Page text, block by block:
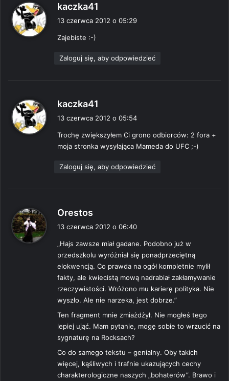
kaczka41
:
13 czerwca 2012 o 05:29
Zajebiste :-)
Zaloguj się, aby odpowiedzieć
kaczka41
z
e
13 czerwca 2012 o 05:54
Trochę zwiększyłem Ci grono odbiorców: 2 fora +
moja stronka wysyłająca Mameda do UFC ;-)
Zaloguj się, aby odpowiedzieć
Orestos
z
e
:
13 czerwca 2012 o 06:40
„Hajs zawsze miał gadane. Podobno już w
przedszkolu wyróżniał się ponadprzeciętną
elokwencją. Co prawda na ogół kompletnie mylił
fakty, ale kwiecistą mową nadrabiał zakłamywanie
rzeczywistości. Wróżono mu karierę polityka. Nie
wyszło. Ale nie narzeka, jest dobrze.”
Ten fragment mnie zmiażdżył. Nie mogłeś tego
lepiej ująć. Mam pytanie, mogę sobie to wrzucić na
sygnaturę na Rocksach?
Co do samego tekstu – genialny. Oby takich
więcej, kąśliwych i trafnie ukazujących cechy
charakterologiczne naszych „bohaterów”. Brawo i